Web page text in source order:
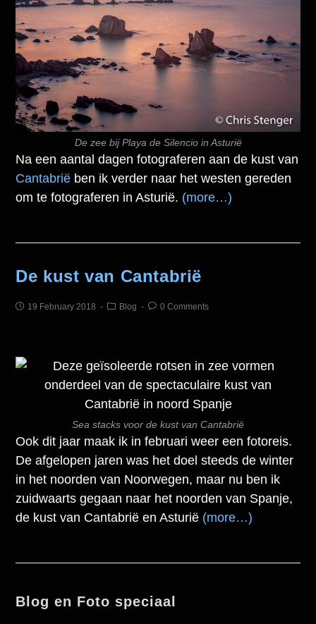
De zee bij Playa de Silencio in Asturië
Na een aantal dagen fotograferen aan de kust van
Cantabrië ben ik verder naar het westen gereden
om te fotograferen in Asturië. (more…)
De kust van Cantabrië
19 February 2018 Blog 0 Comments
Sea stacks voor de kust van Cantabrië
Ook dit jaar maak ik in februari weer een fotoreis.
De afgelopen jaren was het doel steeds de winter
in het noorden van Noorwegen, maar nu ben ik
zuidwaarts gegaan naar het noorden van Spanje,
de kust van Cantabrië en Asturië (more…)
Blog en Foto speciaal